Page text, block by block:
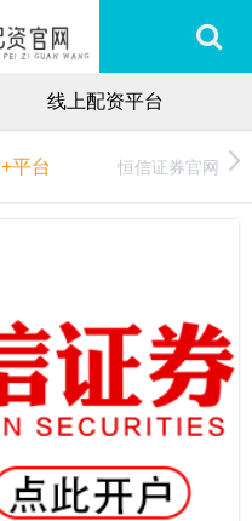
线上配资平台
+平台 恒信证券官网